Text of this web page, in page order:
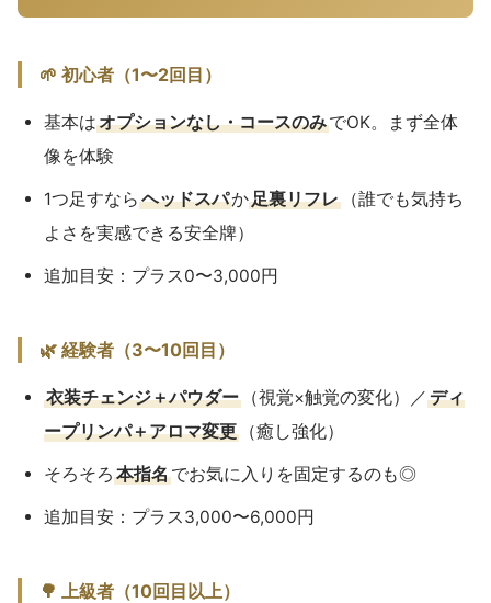
🌱 初心者（1〜2回目）
基本はオプションなし・コースのみでOK。まず全体
像を体験
1つ足すなら ヘッドスパか足裏リフレ
（誰でも気持ち
よさを実感できる安全牌）
追加目安：プラス0〜3,000円
🌿 経験者（3〜10回目）
衣装チェンジ＋パウダー （視覚×触覚の変化）／ ディ
ープリンパ＋アロマ変更
（癒し強化）
そろそろ 本指名でお気に入りを固定するのも◎
追加目安：プラス3,000〜6,000円
🌳 上級者（10回目以上）